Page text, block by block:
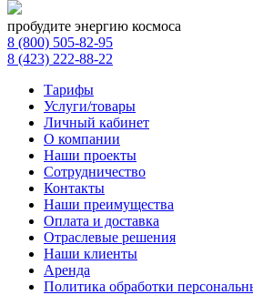
пробудите энергию космоса
8 (800) 505-82-95
8 (423) 222-88-22
Тарифы
Услуги/товары
Личный кабинет
О компании
Наши проекты
Сотрудничество
Контакты
Наши преимущества
Оплата и доставка
Отраслевые решения
Наши клиенты
Аренда
Политика обработки